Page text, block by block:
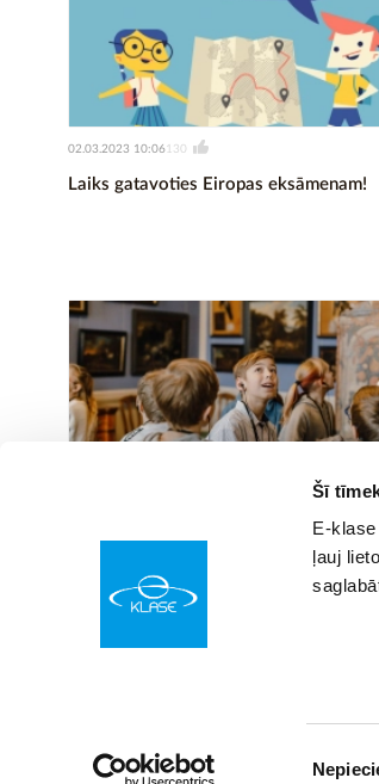
Šī
E-
ļauj
Laiks gatavoties Eiropas eksāmenam!
02.03.2023 10:06130
Apstiprināts programmas “Latvijas
soma” finansējuma sadalījums šim
semestrim
© SIA “Izglītības sistēmas”